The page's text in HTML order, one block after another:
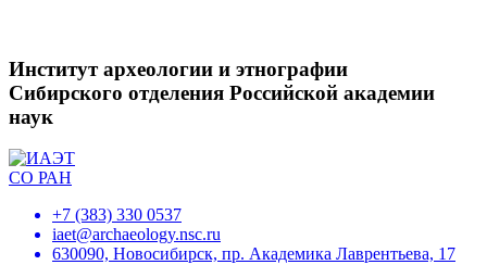
Институт археологии и этнографии
Сибирского отделения Российской академии
наук
+7 (383) 330 0537
iaet@archaeology.nsc.ru
630090, Новосибирск, пр. Академика Лаврентьева, 17